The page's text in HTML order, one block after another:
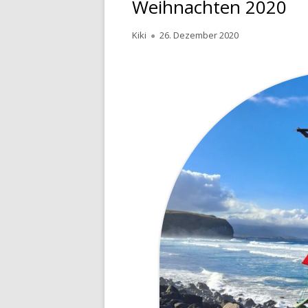
Weihnachten 2020
Autor
Kiki
Veröffentlicht
26. Dezember 2020